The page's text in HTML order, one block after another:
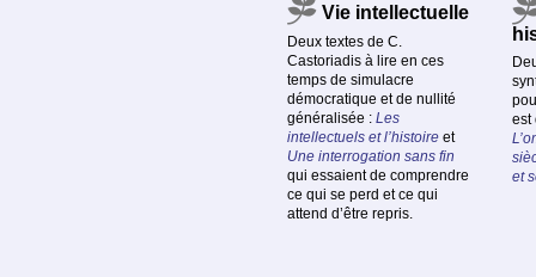
Vie intellectuelle
Deux textes de C.
Castoriadis à lire en ces
temps de simulacre
démocratique et de nullité
généralisée : Les
intellectuels et l’histoire et
Une interrogation sans fin
qui essaient de comprendre
ce qui se perd et ce qui
attend d’être repris.
est
et